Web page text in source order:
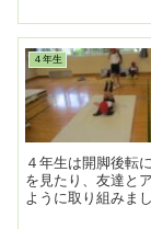
４年生
４年生は開脚後転
を見たり、友達と
ように取り組みまし